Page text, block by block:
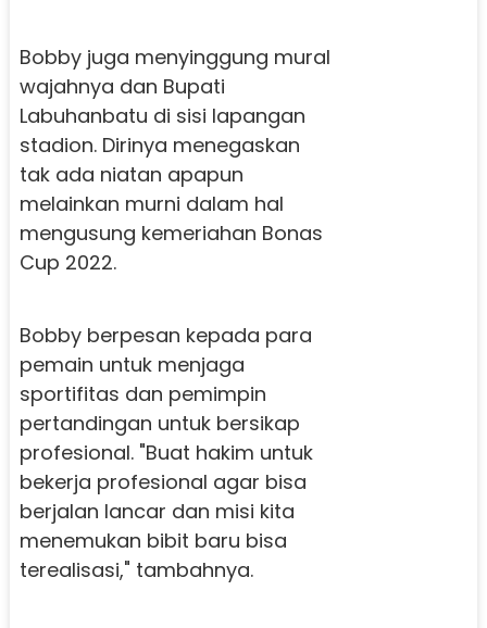
Bobby juga menyinggung mural
wajahnya dan Bupati
Labuhanbatu di sisi lapangan
stadion. Dirinya menegaskan
tak ada niatan apapun
melainkan murni dalam hal
mengusung kemeriahan Bonas
Cup 2022.
Bobby berpesan kepada para
pemain untuk menjaga
sportifitas dan pemimpin
pertandingan untuk bersikap
profesional. "Buat hakim untuk
bekerja profesional agar bisa
berjalan lancar dan misi kita
menemukan bibit baru bisa
terealisasi," tambahnya.